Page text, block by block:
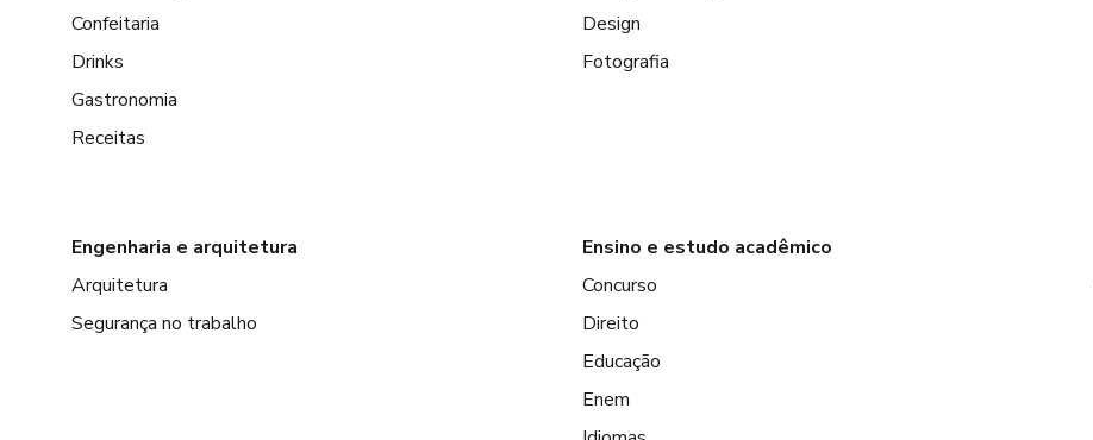
Confeitaria
Drinks
Gastronomia
Receitas
Design
Fotografia
Engenharia e arquitetura
Arquitetura
Segurança no trabalho
Ensino e estudo acadêmico
Concurso
Direito
Educação
Enem